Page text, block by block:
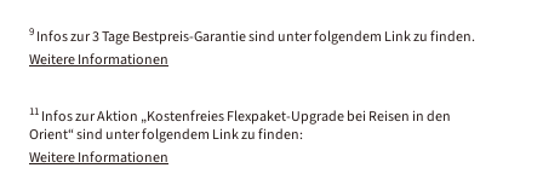
9 Infos zur 3 Tage Bestpreis-Garantie sind unter folgendem Link zu finden.
Weitere Informationen
11 Infos zur Aktion „Kostenfreies Flexpaket-Upgrade bei Reisen in den
Orient“ sind unter folgendem Link zu finden:
Weitere Informationen